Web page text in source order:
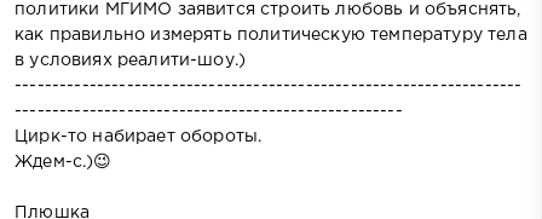
политики МГИМО заявится строить любовь и объяснять,
как правильно измерять политическую температуру тела
в условиях реалити-шоу.)
--------------------------------------------------------------------
----------------------------------------------------
Цирк-то набирает обороты.
Ждем-с.)😉
Плюшка